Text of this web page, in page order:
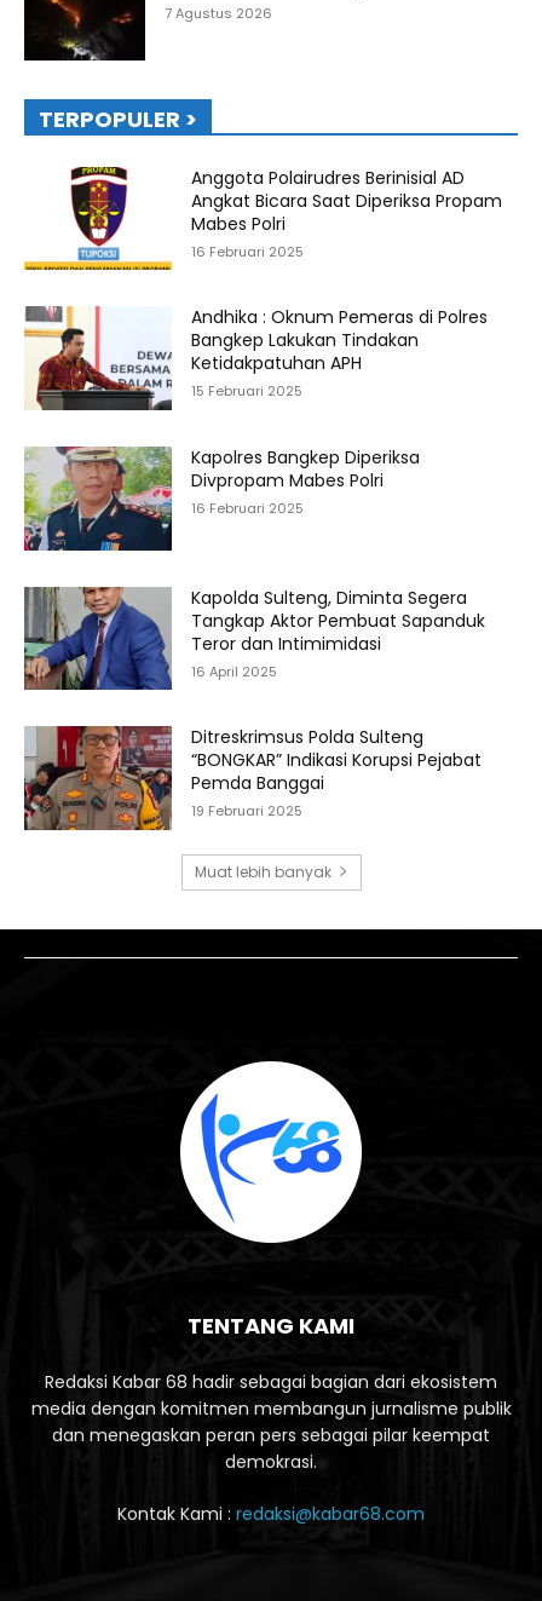
7 Agustus 2026
TERPOPULER >
Anggota Polairudres Berinisial AD
Angkat Bicara Saat Diperiksa Propam
Mabes Polri
16 Februari 2025
Andhika : Oknum Pemeras di Polres
Bangkep Lakukan Tindakan
Ketidakpatuhan APH
15 Februari 2025
Kapolres Bangkep Diperiksa
Divpropam Mabes Polri
16 Februari 2025
Kapolda Sulteng, Diminta Segera
Tangkap Aktor Pembuat Sapanduk
Teror dan Intimimidasi
16 April 2025
Ditreskrimsus Polda Sulteng
“BONGKAR” Indikasi Korupsi Pejabat
Pemda Banggai
19 Februari 2025
Muat lebih banyak
TENTANG KAMI
Redaksi Kabar 68 hadir sebagai bagian dari ekosistem
media dengan komitmen membangun jurnalisme publik
dan menegaskan peran pers sebagai pilar keempat
demokrasi.
Kontak Kami : redaksi@kabar68.com